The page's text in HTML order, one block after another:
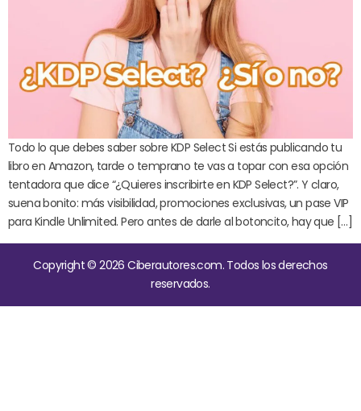
Todo lo que debes saber sobre KDP Select Si estás publicando tu
libro en Amazon, tarde o temprano te vas a topar con esa opción
tentadora que dice “¿Quieres inscribirte en KDP Select?”. Y claro,
suena bonito: más visibilidad, promociones exclusivas, un pase VIP
para Kindle Unlimited. Pero antes de darle al botoncito, hay que […]
Copyright © 2026 Ciberautores.com. Todos los derechos
reservados.